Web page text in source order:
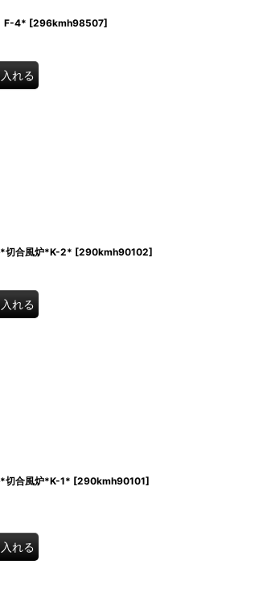
4* [296kmh98507]
れる
合風炉*K-2* [290kmh90102]
れる
合風炉*K-1* [290kmh90101]
れる